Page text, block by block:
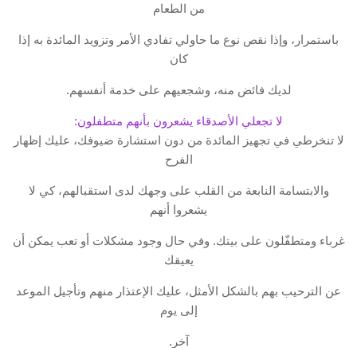
من الطعام
باستمرار، وإذا نقص نوع ما حاولي تفادي الأمر وتزويد المائدة به إذا
كان
لديك فائض منه، وشجعيهم على خدمة أنفسهم.
لا تجعلي الأصدقاء يشعرون بأنهم متطفلون:
لا تنخرطي في تجهيز المائدة من دون استشارة ضيوفك، عليك إظهار
الفرح
والابتسامة النابعة من القلب على وجهك لدى استقبالهم، كي لا
يشعروا أنهم
غرباء ومتطفّلون على بيتك. وفي حال وجود مشكلات أو تعب يمكن أن
يعيقك
عن الترحيب بهم بالشكل الأمثل، عليك الإعتذار منهم وتأجيل الموعد
إلى يوم
آخر.